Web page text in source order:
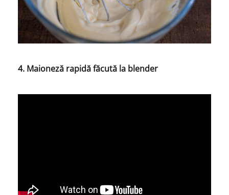
4. Maioneză rapidă făcută la blender